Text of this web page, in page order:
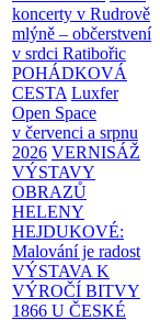
koncerty v Rudrově
mlýně – občerstvení
v srdci Ratibořic
POHÁDKOVÁ
CESTA Luxfer
Open Space
v červenci a srpnu
2026 VERNISÁŽ
VÝSTAVY
OBRAZŮ
HELENY
HEJDUKOVÉ:
Malování je radost
VÝSTAVA K
VÝROČÍ BITVY
1866 U ČESKÉ